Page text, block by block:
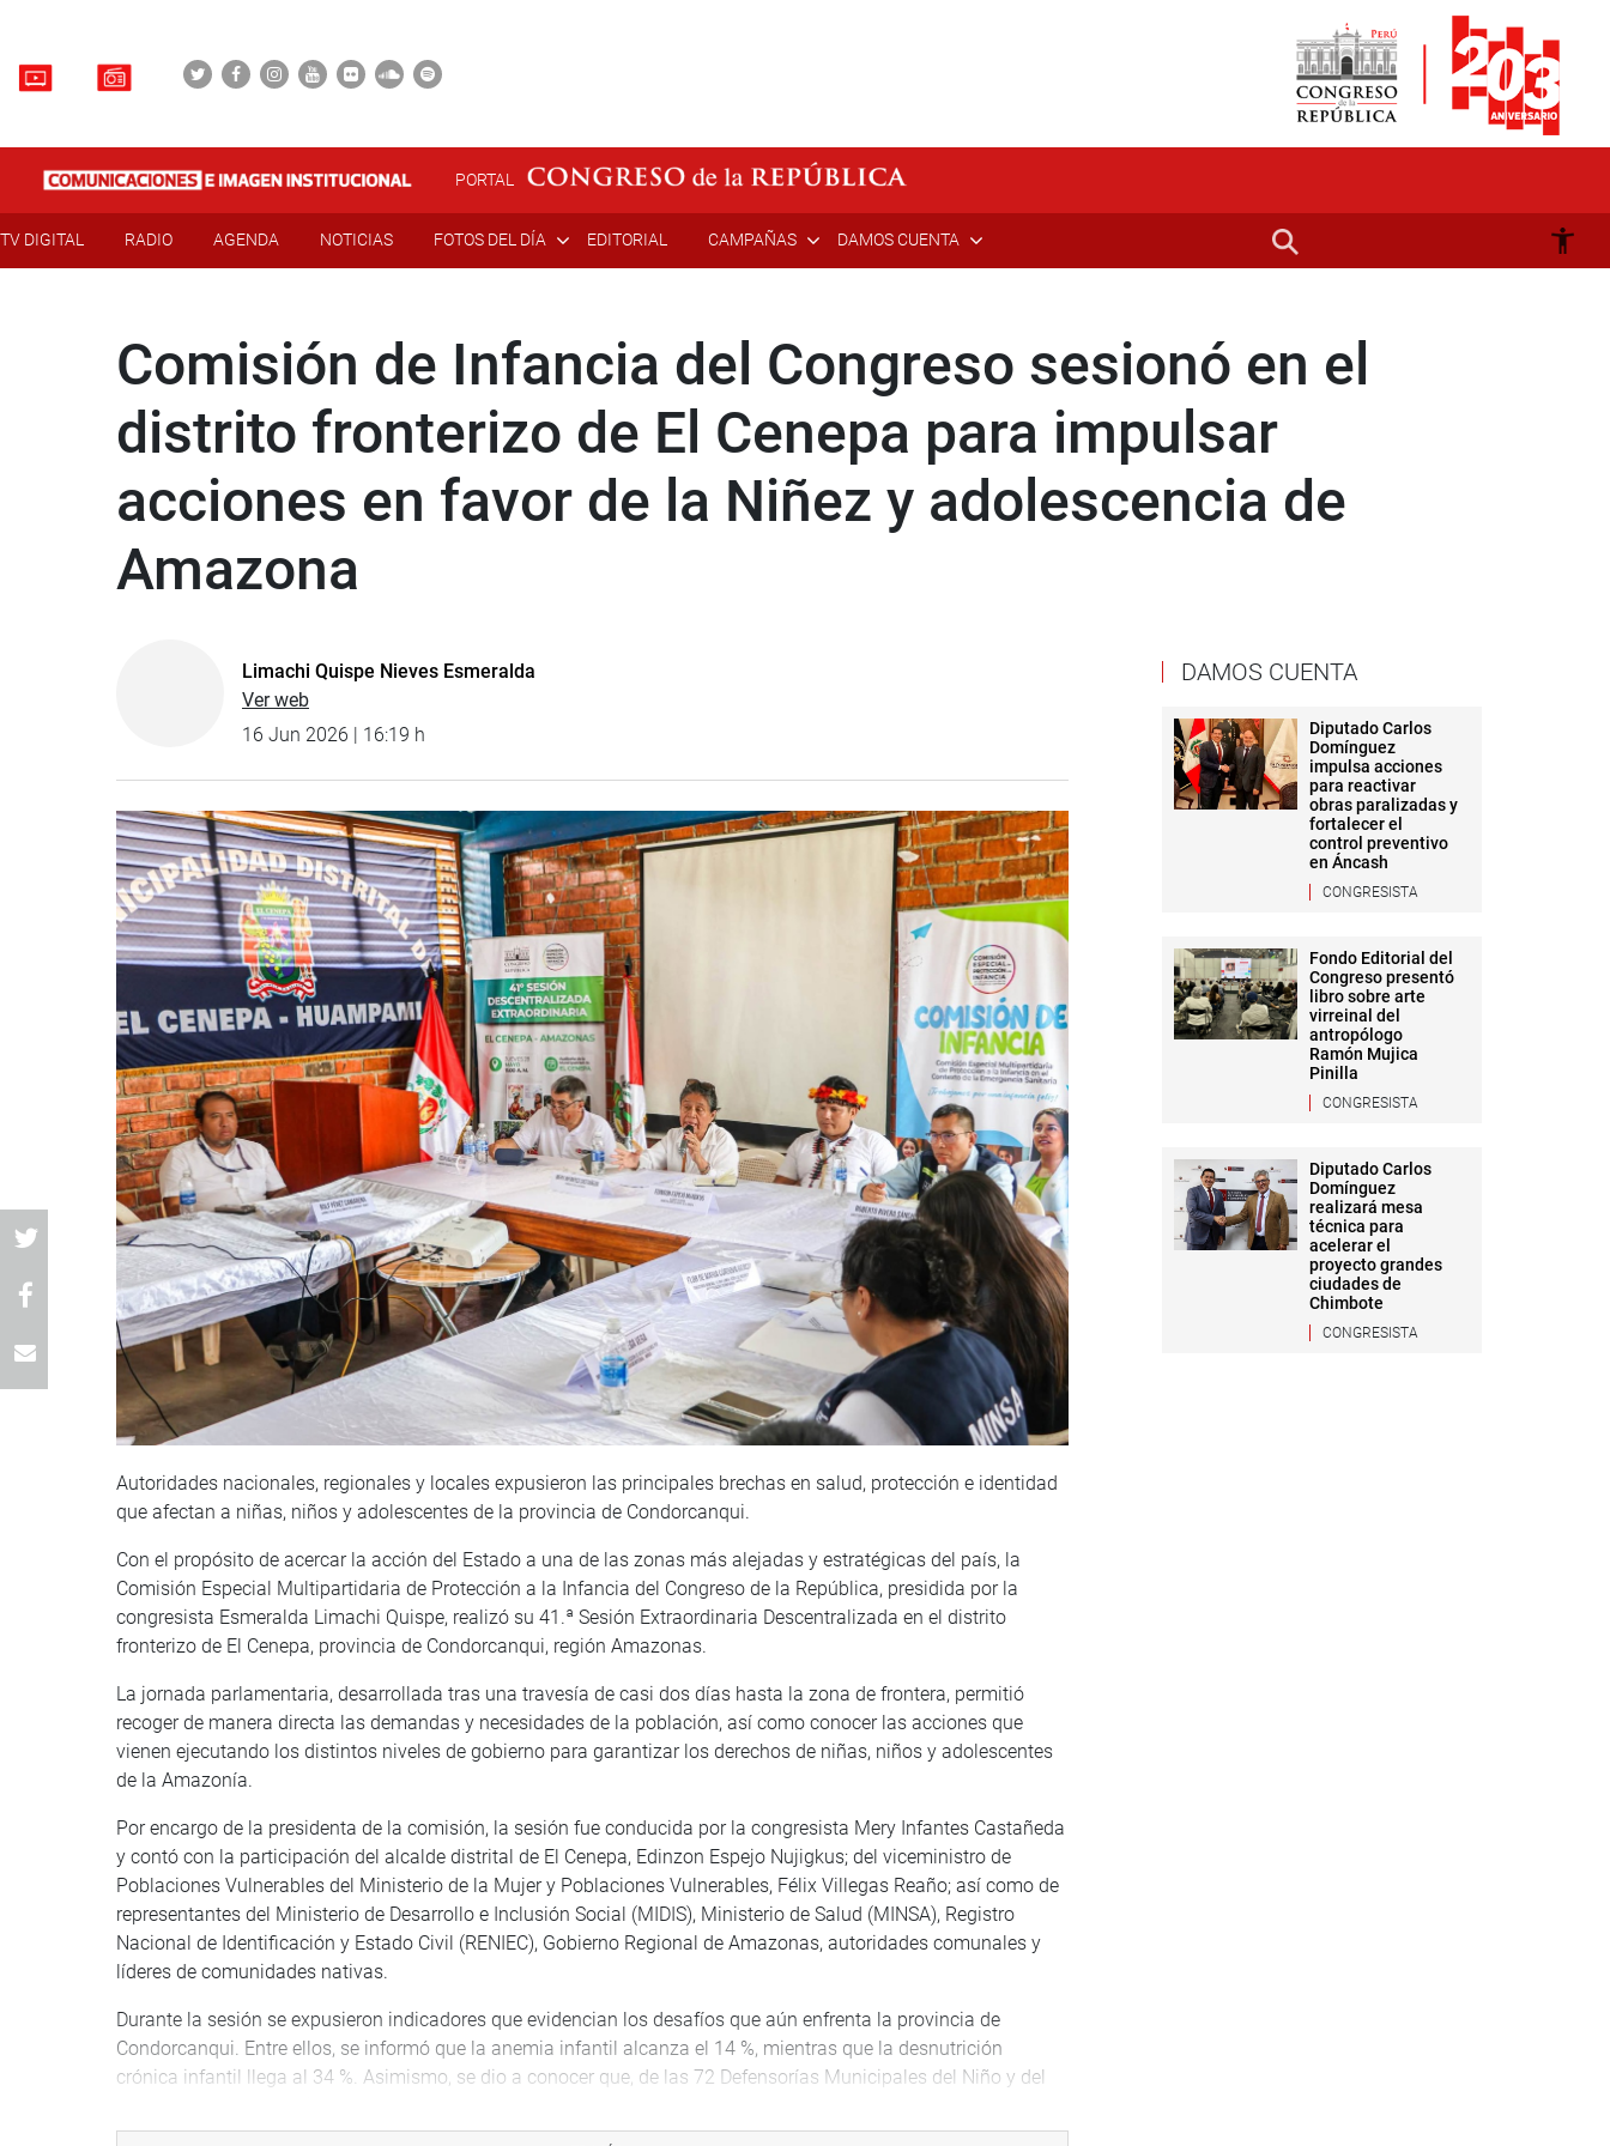
PORTAL
TV DIGITAL RADIO AGENDA NOTICIAS FOTOS DEL DÍA EDITORIAL CAMPAÑAS DAMOS CUENTA
Comisión de Infancia del Congreso sesionó en el
distrito fronterizo de El Cenepa para impulsar
acciones en favor de la Niñez y adolescencia de
Amazona
Limachi Quispe Nieves Esmeralda
Ver web
16 Jun 2026 | 16:19 h
Autoridades nacionales, regionales y locales expusieron las principales brechas en salud, protección e identidad
que afectan a niñas, niños y adolescentes de la provincia de Condorcanqui.
Con el propósito de acercar la acción del Estado a una de las zonas más alejadas y estratégicas del país, la
Comisión Especial Multipartidaria de Protección a la Infancia del Congreso de la República, presidida por la
congresista Esmeralda Limachi Quispe, realizó su 41.ª Sesión Extraordinaria Descentralizada en el distrito
fronterizo de El Cenepa, provincia de Condorcanqui, región Amazonas.
La jornada parlamentaria, desarrollada tras una travesía de casi dos días hasta la zona de frontera, permitió
recoger de manera directa las demandas y necesidades de la población, así como conocer las acciones que
vienen ejecutando los distintos niveles de gobierno para garantizar los derechos de niñas, niños y adolescentes
de la Amazonía.
Por encargo de la presidenta de la comisión, la sesión fue conducida por la congresista Mery Infantes Castañeda
y contó con la participación del alcalde distrital de El Cenepa, Edinzon Espejo Nujigkus; del viceministro de
Poblaciones Vulnerables del Ministerio de la Mujer y Poblaciones Vulnerables, Félix Villegas Reaño; así como de
representantes del Ministerio de Desarrollo e Inclusión Social (MIDIS), Ministerio de Salud (MINSA), Registro
Nacional de Identificación y Estado Civil (RENIEC), Gobierno Regional de Amazonas, autoridades comunales y
líderes de comunidades nativas.
Durante la sesión se expusieron indicadores que evidencian los desafíos que aún enfrenta la provincia de
Condorcanqui. Entre ellos, se informó que la anemia infantil alcanza el 14 %, mientras que la desnutrición
crónica infantil llega al 34 %. Asimismo, se dio a conocer que, de las 72 Defensorías Municipales del Niño y del
casos de riesgo de desprotección familiar. Del mismo modo, se señaló que la región dispone de un único Centro
DAMOS CUENTA
Diputado Carlos
Domínguez
impulsa acciones
para reactivar
obras paralizadas y
fortalecer el
control preventivo
en Áncash
CONGRESISTA
Fondo Editorial del
Congreso presentó
libro sobre arte
virreinal del
antropólogo
Ramón Mujica
Pinilla
CONGRESISTA
Diputado Carlos
Domínguez
realizará mesa
técnica para
acelerar el
proyecto grandes
ciudades de
Chimbote
CONGRESISTA